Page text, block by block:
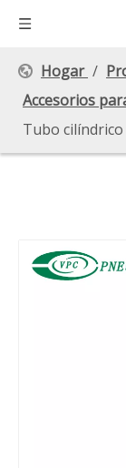
Hogar /
Accesorios
Tubo